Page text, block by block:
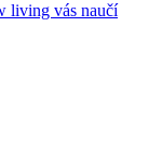
living vás naučí